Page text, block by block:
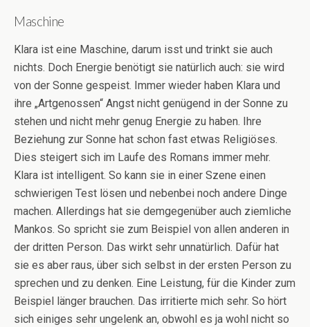
Maschine
Klara ist eine Maschine, darum isst und trinkt sie auch
nichts. Doch Energie benötigt sie natürlich auch: sie wird
von der Sonne gespeist. Immer wieder haben Klara und
ihre „Artgenossen“ Angst nicht genügend in der Sonne zu
stehen und nicht mehr genug Energie zu haben. Ihre
Beziehung zur Sonne hat schon fast etwas Religiöses.
Dies steigert sich im Laufe des Romans immer mehr.
Klara ist intelligent. So kann sie in einer Szene einen
schwierigen Test lösen und nebenbei noch andere Dinge
machen. Allerdings hat sie demgegenüber auch ziemliche
Mankos. So spricht sie zum Beispiel von allen anderen in
der dritten Person. Das wirkt sehr unnatürlich. Dafür hat
sie es aber raus, über sich selbst in der ersten Person zu
sprechen und zu denken. Eine Leistung, für die Kinder zum
Beispiel länger brauchen. Das irritierte mich sehr. So hört
sich einiges sehr ungelenk an, obwohl es ja wohl nicht so